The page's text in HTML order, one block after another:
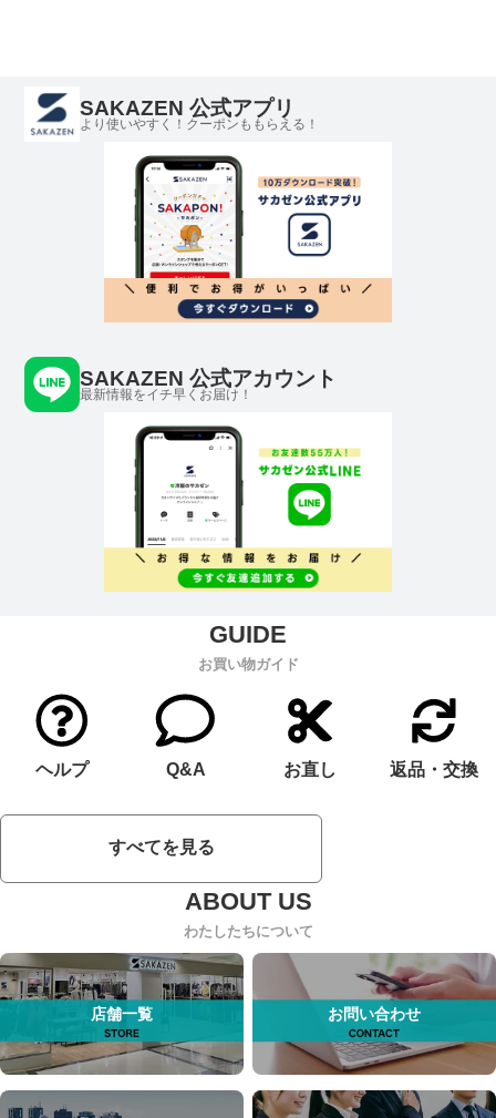
SAKAZEN 公式アプリ
より使いやすく！クーポンももらえる！
SAKAZEN 公式アカウント
最新情報をイチ早くお届け！
お買い物ガイド
ヘルプ Q&A お直し 返品・交換
すべてを見る
わたしたちについて
店舗一覧 お問い合わせ